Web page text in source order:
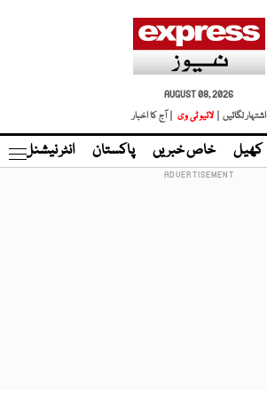
AUGUST 08, 2026
اشتہار لگائیں |
لائیو ٹی وی | آج کا اخبار
کھیل خاص خبریں پاکستان انٹر نیشنل